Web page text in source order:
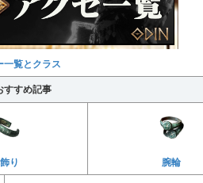
一覧とクラス
すすめ記事
り 腕輪